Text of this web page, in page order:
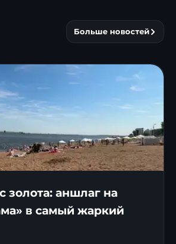
Больше новостей
золота: аншлаг на
в самый жаркий